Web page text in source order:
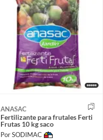
ANASAC
Fertilizante para frutales Ferti
Frutas 10 kg saco
Por SODIMAC